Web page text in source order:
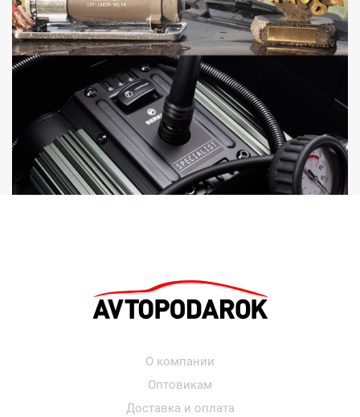
О компании
Оптовикам
Доставка и оплата